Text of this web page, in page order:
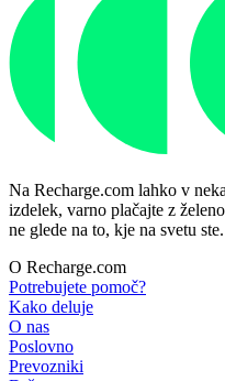
Na Recharge.com lahko v
izdelek, varno plačajte z
ne glede na to, kje na svetu ste.
O Recharge.com
Potrebujete pomoč?
Kako deluje
O nas
Poslovno
Prevozniki